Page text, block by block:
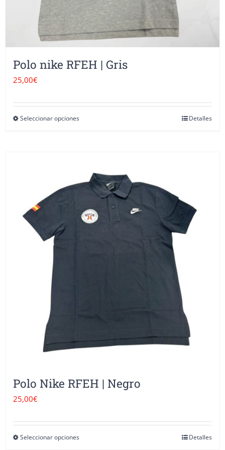
de
producto
Polo nike RFEH | Gris
25,00€
Seleccionar opcionesEste
variantes.
opciones
producto
Detalles
Polo Nike RFEH | Negro
25,00€
Seleccionar opcionesEste
Detalles